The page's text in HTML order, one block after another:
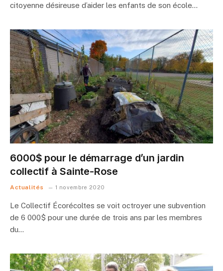
citoyenne désireuse d’aider les enfants de son école…
6000$ pour le démarrage d’un jardin
collectif à Sainte-Rose
Actualités 1 novembre 2020
Le Collectif Écorécoltes se voit octroyer une subvention
de 6 000$ pour une durée de trois ans par les membres
du…